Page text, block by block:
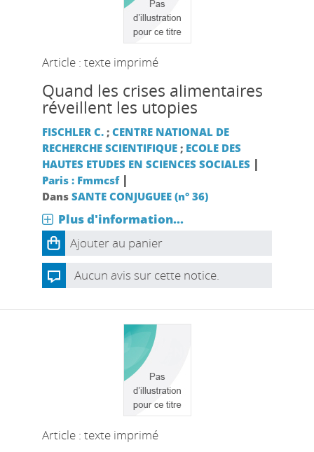
Article : texte imprimé
Quand les crises alimentaires
réveillent les utopies
FISCHLER C.; CENTRE NATIONAL DE
RECHERCHE SCIENTIFIQUE; ECOLE DES
HAUTES ETUDES EN SCIENCES SOCIALES |
Paris : Fmmcsf|
Dans SANTE CONJUGUEE (n° 36)
Plus d'information...
Ajouter au panier
Aucun avis sur cette notice.
Article : texte imprimé